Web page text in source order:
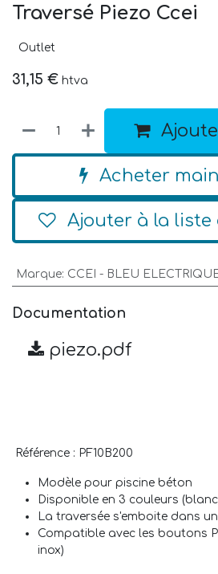
Traversé Piezo Ccei
Outlet
31,15 € htva
Acheter
Ajouter à la liste
Marque: CCEI - BLEU
Documentation
piezo.pdf
Référence : PF10B200
Modèle pour piscine béton
Disponible en 3 couleurs
La traversée s'emboite dans
Compatible avec les boutons
inox)